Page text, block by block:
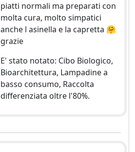
piatti normali ma preparati con
molta cura, molto simpatici
anche l asinella e la capretta 🤗
grazie
E' stato notato: Cibo Biologico,
Bioarchitettura, Lampadine a
basso consumo, Raccolta
differenziata oltre l'80%.